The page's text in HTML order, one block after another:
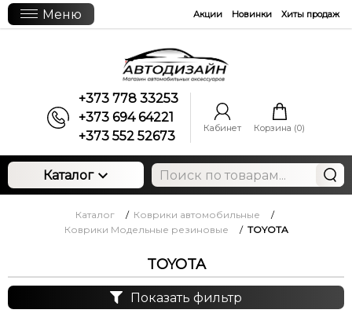
Меню Акции Новинки Хиты продаж
+373 778 33253
+373 694 64221
+373 552 52673
Кабинет Корзина (0)
Каталог
Каталог / Коврики автомобильные
/
Коврики Модельные резиновые
/ TOYOTA
TOYOTA
Показать фильтр